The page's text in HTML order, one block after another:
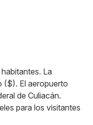
La
($). El aeropuerto
de Culiacán.
para los visitantes